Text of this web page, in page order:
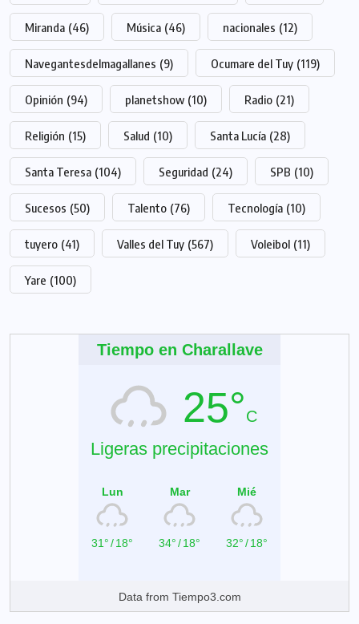
Miranda (46) Música (46) nacionales (12)
Navegantesdelmagallanes (9) Ocumare del Tuy (119)
Opinión (94) planetshow (10) Radio (21)
Religión (15) Salud (10) Santa Lucía (28)
Santa Teresa (104) Seguridad (24) SPB (10)
Sucesos (50) Talento (76) Tecnología (10)
tuyero (41) Valles del Tuy (567) Voleibol (11)
Yare (100)
Tiempo en Charallave
25°C
Ligeras precipitaciones
Lun
31°/18°
Mar
34°/18°
Mié
32°/18°
Data from Tiempo3.com